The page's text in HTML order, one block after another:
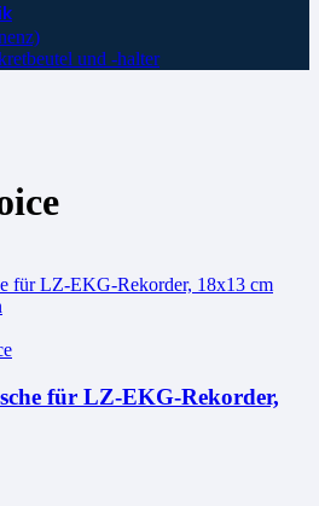
und -halter
für LZ-EKG-Rekorder,